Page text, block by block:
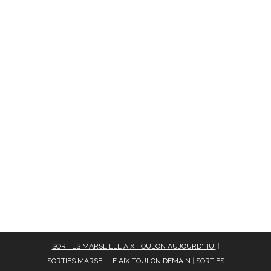
SORTIES MARSEILLE AIX TOULON AUJOURD'HUI |
SORTIES MARSEILLE AIX TOULON DEMAIN | SORTIES